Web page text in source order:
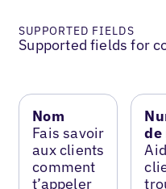
SUPPORTED FIELDS
Supported fields for
Nom
Fais savoir
aux clients
comment
t’appeler
de